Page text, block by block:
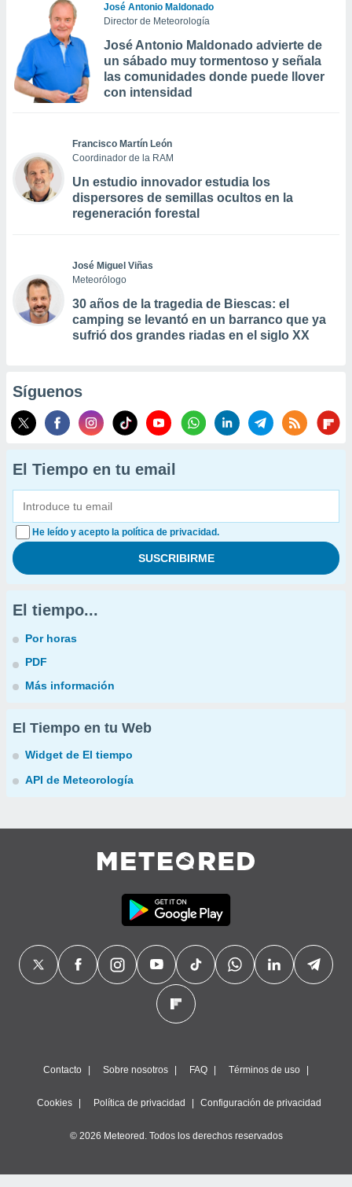
José Antonio Maldonado
Director de Meteorología
José Antonio Maldonado advierte de
un sábado muy tormentoso y señala
las comunidades donde puede llover
con intensidad
Francisco Martín León
Coordinador de la RAM
Un estudio innovador estudia los
dispersores de semillas ocultos en la
regeneración forestal
José Miguel Viñas
Meteorólogo
30 años de la tragedia de Biescas: el
camping se levantó en un barranco que ya
sufrió dos grandes riadas en el siglo XX
Síguenos
El Tiempo en tu email
He leído y acepto la política de privacidad.
El tiempo...
Por horas
PDF
Más información
El Tiempo en tu Web
Widget de El tiempo
API de Meteorología
Contacto Sobre nosotros FAQ Términos de uso
Cookies Política de privacidad Configuración de privacidad
© 2026 Meteored. Todos los derechos reservados